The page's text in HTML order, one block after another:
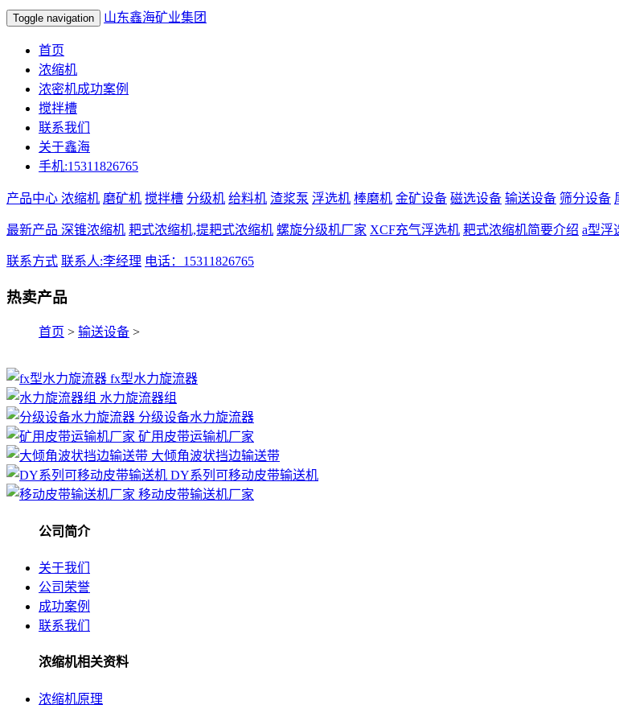
Toggle navigation 山东鑫海矿业集团
首页
浓缩机
浓密机成功案例
搅拌槽
联系我们
关于鑫海
手机:15311826765
产品中心 浓缩机 磨矿机 搅拌槽 分级机 给料机 渣浆泵 浮选机 棒磨机 金矿设备 磁选设备 输送设备 筛分设备
最新产品 深锥浓缩机 耙式浓缩机,提耙式浓缩机 螺旋分级机厂家 XCF充气浮选机 耙式浓缩机简要介绍 a型浮
联系方式 联系人:李经理 电话：15311826765
热卖产品
首页 > 输送设备 >
fx型水力旋流器
水力旋流器组
分级设备水力旋流器
矿用皮带运输机厂家
大倾角波状挡边输送带
DY系列可移动皮带输送机
移动皮带输送机厂家
公司简介
关于我们
公司荣誉
成功案例
联系我们
浓缩机相关资料
浓缩机原理